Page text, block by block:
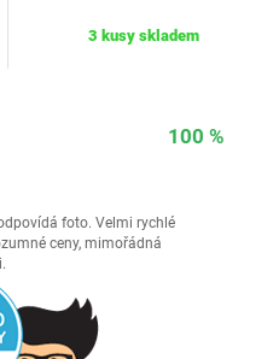
3 kusy skladem
100 %
foto. Velmi rychlé
ceny, mimořádná